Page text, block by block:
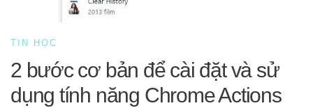
TIN HỌC
2 bước cơ bản để cài đặt và sử
dụng tính năng Chrome Actions